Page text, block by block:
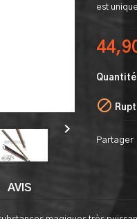

est
Quantité

Partager
AVIS